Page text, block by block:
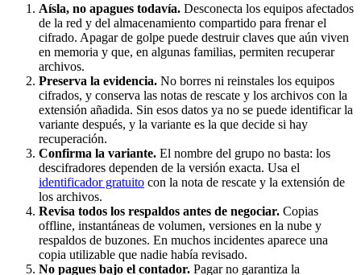
Aísla, no apagues todavía. Desconecta los equipos afectados
de la red y del almacenamiento compartido para frenar el
cifrado. Apagar de golpe puede destruir claves que aún viven
en memoria y que, en algunas familias, permiten recuperar
archivos.
Preserva la evidencia. No borres ni reinstales los equipos
cifrados, y conserva las notas de rescate y los archivos con la
extensión añadida. Sin esos datos ya no se puede identificar la
variante después, y la variante es la que decide si hay
recuperación.
Confirma la variante. El nombre del grupo no basta: los
descifradores dependen de la versión exacta. Usa el
identificador gratuito con la nota de rescate y la extensión de
los archivos.
Revisa todos los respaldos antes de negociar. Copias
offline, instantáneas de volumen, versiones en la nube y
respaldos de buzones. En muchos incidentes aparece una
copia utilizable que nadie había revisado.
No pagues bajo el contador. Pagar no garantiza la